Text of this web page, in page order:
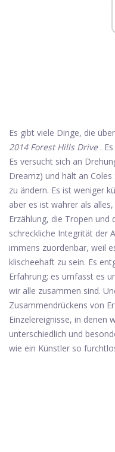
Es gibt viele Dinge, die
2014 Forest Hills Drive. Es
Es versucht sich an
Dreamz) und hält an
zu ändern. Es ist weniger
aber es ist wahrer als
Erzählung, die Tropen und
schreckliche Integrität der
immens zuordenbar, weil
klischeehaft zu sein. Es
Erfahrung; es umfasst es
wir alle zusammen sind.
Zusammendrückens von
Einzelereignisse, in denen
unterschiedlich und
wie ein Künstler so